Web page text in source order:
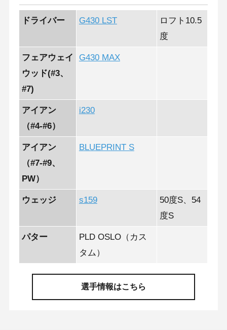
ドライバー G430 LST
ロフト10.5
度
フェアウェイ
ウッド(#3、
#7)
G430 MAX
アイアン
（#4-#6）
i230
アイアン
（#7-#9、
PW）
BLUEPRINT S
ウェッジ s159
50度S、54
度S
パター
PLD OSLO（カス
タム）
選手情報はこちら